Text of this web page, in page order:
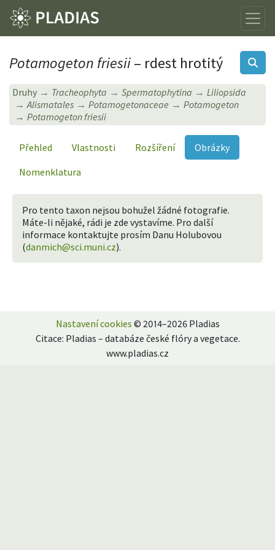
Potamogeton friesii– rdest hrotitý
Druhy Tracheophyta Spermatophytina
Liliopsida
Alismatales
Potamogetonaceae
Potamogeton
Potamogeton friesii
Přehled Vlastnosti Rozšíření
Obrázky
Nomenklatura
Pro tento taxon nejsou bohužel žádné fotografie.
Máte-li nějaké, rádi je zde vystavíme. Pro další
informace kontaktujte prosím Danu Holubovou
(danmich@sci.muni.cz).
Nastavení cookies © 2014–2026 Pladias
Citace: Pladias – databáze české flóry a vegetace.
www.pladias.cz